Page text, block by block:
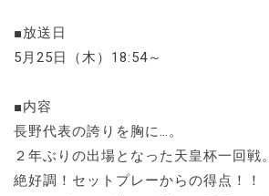
■放送日
5月25日（木）18:54～
■内容
長野代表の誇りを胸に…。
２年ぶりの出場となった天皇杯一回戦。
絶好調！セットプレーからの得点！！